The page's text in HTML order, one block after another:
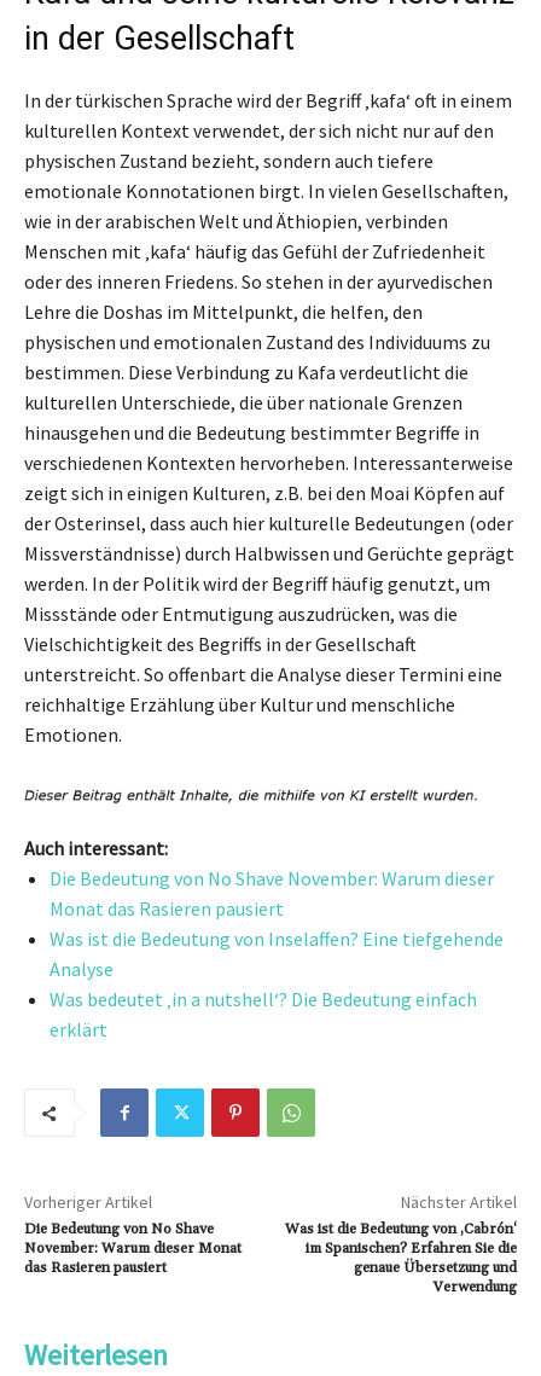
in der Gesellschaft
In der türkischen Sprache wird der Begriff ‚kafa‘ oft in einem
kulturellen Kontext verwendet, der sich nicht nur auf den
physischen Zustand bezieht, sondern auch tiefere
emotionale Konnotationen birgt. In vielen Gesellschaften,
wie in der arabischen Welt und Äthiopien, verbinden
Menschen mit ‚kafa‘ häufig das Gefühl der Zufriedenheit
oder des inneren Friedens. So stehen in der ayurvedischen
Lehre die Doshas im Mittelpunkt, die helfen, den
physischen und emotionalen Zustand des Individuums zu
bestimmen. Diese Verbindung zu Kafa verdeutlicht die
kulturellen Unterschiede, die über nationale Grenzen
hinausgehen und die Bedeutung bestimmter Begriffe in
verschiedenen Kontexten hervorheben. Interessanterweise
zeigt sich in einigen Kulturen, z.B. bei den Moai Köpfen auf
der Osterinsel, dass auch hier kulturelle Bedeutungen (oder
Missverständnisse) durch Halbwissen und Gerüchte geprägt
werden. In der Politik wird der Begriff häufig genutzt, um
Missstände oder Entmutigung auszudrücken, was die
Vielschichtigkeit des Begriffs in der Gesellschaft
unterstreicht. So offenbart die Analyse dieser Termini eine
reichhaltige Erzählung über Kultur und menschliche
Emotionen.
Auch interessant:
Die Bedeutung von No Shave November: Warum dieser
Monat das Rasieren pausiert
Was ist die Bedeutung von Inselaffen? Eine tiefgehende
Analyse
Was bedeutet ‚in a nutshell‘? Die Bedeutung einfach
erklärt
Vorheriger Artikel
Die Bedeutung von No Shave
November: Warum dieser Monat
das Rasieren pausiert
Nächster Artikel
Was ist die Bedeutung von ‚Cabrón‘
im Spanischen? Erfahren Sie die
genaue Übersetzung und
Verwendung
Weiterlesen